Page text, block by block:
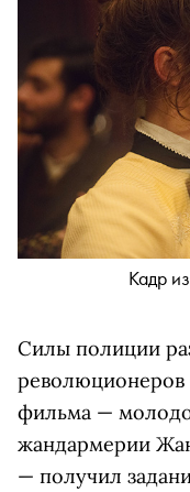
Кадр
Силы полиции
революционеров
фильма —
жандармерии
— получил